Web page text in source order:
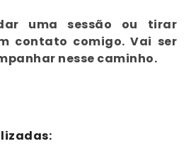
uma sessão ou tirar
contato comigo. Vai ser
nesse caminho.